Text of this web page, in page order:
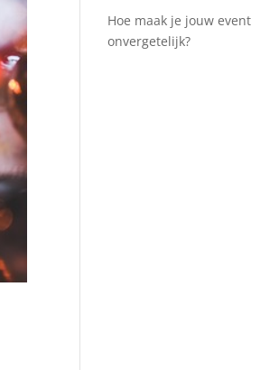
Hoe maak je jouw event
onvergetelijk?